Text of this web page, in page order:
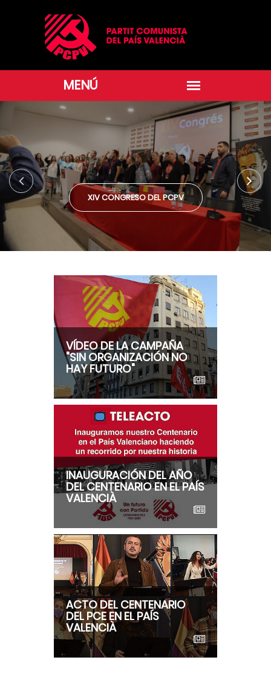
XIV CONGRESO DEL PCPV
VÍDEO DE LA CAMPAÑA
"SIN ORGANIZACIÓN NO
HAY FUTURO"
INAUGURACIÓN DEL AÑO
DEL CENTENARIO EN EL PAÍS
VALENCIÀ
ACTO DEL CENTENARIO
DEL PCE EN EL PAÍS
VALENCIÀ